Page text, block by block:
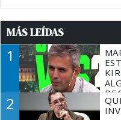
MÁS LEÍDAS
1
2